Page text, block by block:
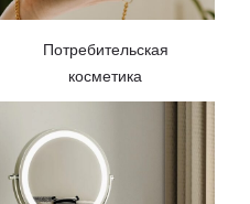
Потребительская
косметика